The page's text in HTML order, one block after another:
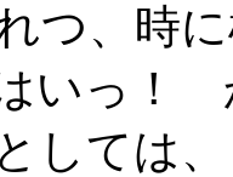
つ、時
っ！
しては